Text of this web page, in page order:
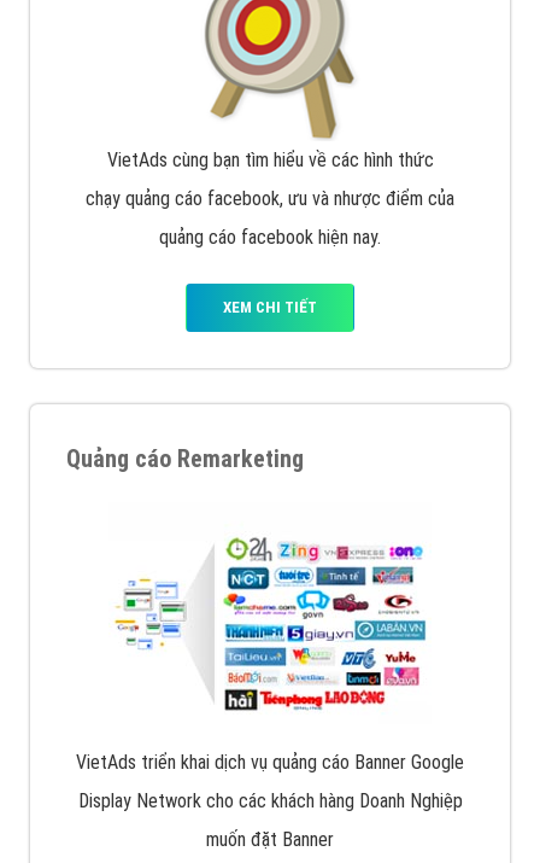
VietAds cùng bạn tìm hiểu về các hình thức
chạy quảng cáo facebook, ưu và nhược điểm của
quảng cáo facebook hiện nay.
XEM CHI TIẾT
Quảng cáo Remarketing
VietAds triển khai dịch vụ quảng cáo Banner Google
Display Network cho các khách hàng Doanh Nghiệp
muốn đặt Banner